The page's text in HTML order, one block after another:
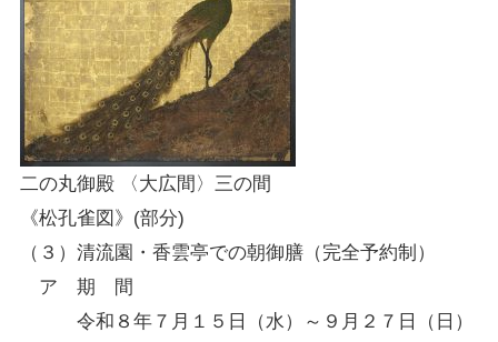
二の丸御殿 〈大広間〉三の間
《松孔雀図》(部分)
（３）清流園・香雲亭での朝御膳（完全予約制）
ア 期 間
令和８年７月１５日（水）～９月２７日（日）